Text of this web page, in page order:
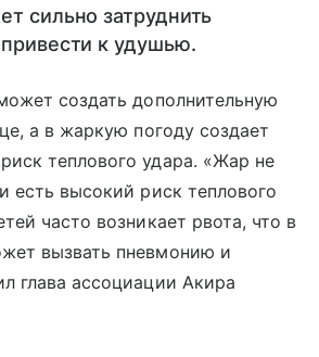
сильно затруднить
к удушью.
создать дополнительную
а в жаркую погоду создает
теплового удара. «Жар не
есть высокий риск теплового
часто возникает рвота, что в
вызвать пневмонию и
глава ассоциации Акира